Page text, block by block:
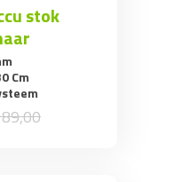
stok
Cm
,00